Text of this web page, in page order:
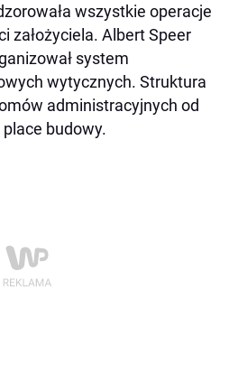
wszystkie operacje
założyciela. Albert Speer
system
wytycznych. Struktura
administracyjnych od
budowy.